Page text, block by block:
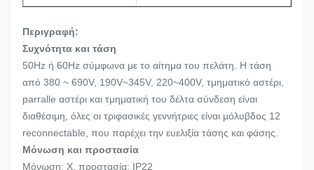
Περιγραφή:
Συχνότητα και τάση
50Hz ή 60Hz σύμφωνα με το αίτημα του πελάτη. Η τάση
από 380 ~ 690V, 190V~345V, 220~400V, τμηματικό αστέρι,
parralle αστέρι και τμηματική του δέλτα σύνδεση είναι
διαθέσιμη, όλες οι τριφασικές γεννήτριες είναι μόλυβδος 12
reconnectable, που παρέχει την ευελιξία τάσης και φάσης.
Μόνωση και προστασία
Μόνωση: Χ, προστασία: IP22